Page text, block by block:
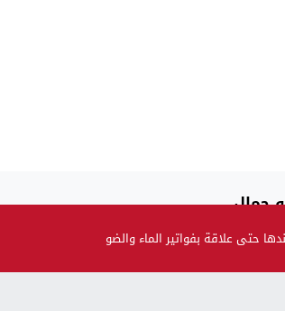
جمال
حتى علاقة بفواتير الماء والضو